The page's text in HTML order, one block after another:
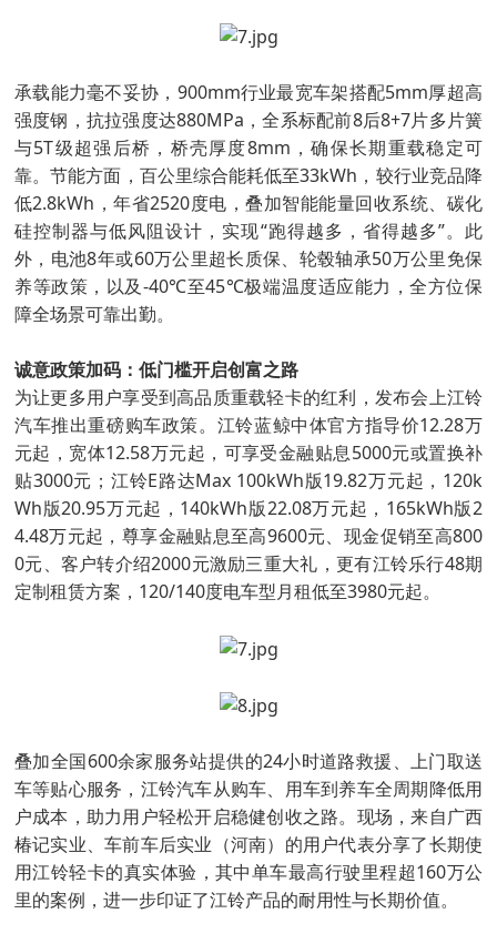
承载能力毫不妥协，900mm行业最宽车架搭配5mm厚超高
强度钢，抗拉强度达880MPa，全系标配前8后8+7片多片簧
与5T级超强后桥，桥壳厚度8mm，确保长期重载稳定可
靠。节能方面，百公里综合能耗低至33kWh，较行业竞品降
低2.8kWh，年省2520度电，叠加智能能量回收系统、碳化
硅控制器与低风阻设计，实现“跑得越多，省得越多”。此
外，电池8年或60万公里超长质保、轮毂轴承50万公里免保
养等政策，以及-40℃至45℃极端温度适应能力，全方位保
障全场景可靠出勤。
诚意政策加码：低门槛开启创富之路
为让更多用户享受到高品质重载轻卡的红利，发布会上江铃
汽车推出重磅购车政策。江铃蓝鲸中体官方指导价12.28万
元起，宽体12.58万元起，可享受金融贴息5000元或置换补
贴3000元；江铃E路达Max 100kWh版19.82万元起，120k
Wh版20.95万元起，140kWh版22.08万元起，165kWh版2
4.48万元起，尊享金融贴息至高9600元、现金促销至高800
0元、客户转介绍2000元激励三重大礼，更有江铃乐行48期
定制租赁方案，120/140度电车型月租低至3980元起。
叠加全国600余家服务站提供的24小时道路救援、上门取送
车等贴心服务，江铃汽车从购车、用车到养车全周期降低用
户成本，助力用户轻松开启稳健创收之路。现场，来自广西
椿记实业、车前车后实业（河南）的用户代表分享了长期使
用江铃轻卡的真实体验，其中单车最高行驶里程超160万公
里的案例，进一步印证了江铃产品的耐用性与长期价值。